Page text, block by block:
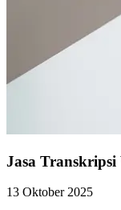
Jasa
13 Oktober 2025